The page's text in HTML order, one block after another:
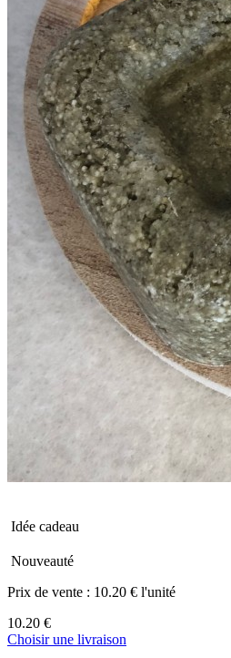
Idée cadeau
Nouveauté
Prix de vente : 10.20 € l'unité
10.20 €
Choisir une livraison